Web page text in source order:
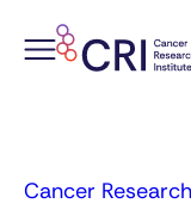
Cancer